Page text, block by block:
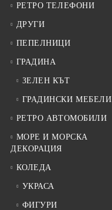
РЕТРО ТЕЛЕФОНИ
ДРУГИ
ПЕПЕЛНИЦИ
ГРАДИНА
ЗЕЛЕН КЪТ
ГРАДИНСКИ МЕБЕЛИ
РЕТРО АВТОМОБИЛИ
МОРЕ И МОРСКА
ДЕКОРАЦИЯ
КОЛЕДА
УКРАСА
ФИГУРИ